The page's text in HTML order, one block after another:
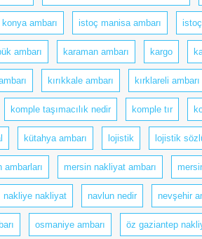
ambarı istoç manisa ambarı
ambarı karaman ambarı kargo
kırıkkale ambarı kırklareli ambarı
komple taşımacılık nedir komple tır
kütahya ambarı lojistik lojistik
ambarları mersin nakliyat ambarı
nakliye nakliyat navlun nedir nevşehir
osmaniye ambarı öz gaziantep